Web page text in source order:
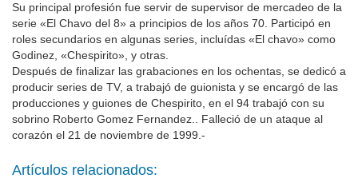
Su principal profesión fue servir de supervisor de mercadeo de la
serie «El Chavo del 8» a principios de los años 70. Participó en
roles secundarios en algunas series, incluídas «El chavo» como
Godinez, «Chespirito», y otras.
Después de finalizar las grabaciones en los ochentas, se dedicó a
producir series de TV, a trabajó de guionista y se encargó de las
producciones y guiones de Chespirito, en el 94 trabajó con su
sobrino Roberto Gomez Fernandez.. Falleció de un ataque al
corazón el 21 de noviembre de 1999.-
Artículos relacionados: